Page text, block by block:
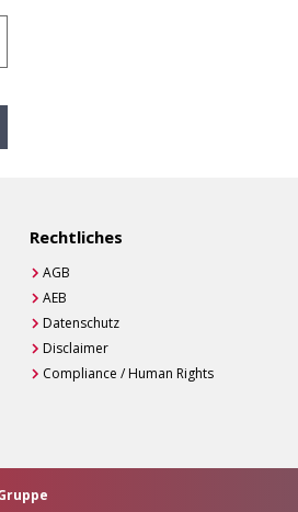
Rechtliches
AGB
AEB
Datenschutz
Disclaimer
Compliance / Human Rights